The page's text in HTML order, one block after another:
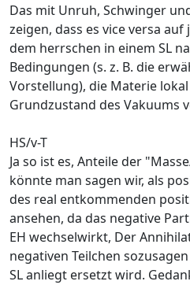
Das mit Unruh, Schwinger
zeigen, dass es vice versa
dem herrschen in einem SL
Bedingungen (s. z. B. die
Vorstellung), die Materie
Grundzustand des Vakuums
HS/v-T
Ja so ist es, Anteile der
könnte man sagen wir, als
des real entkommenden
ansehen, da das negative
EH wechselwirkt, Der
negativen Teilchen
SL anliegt ersetzt wird.